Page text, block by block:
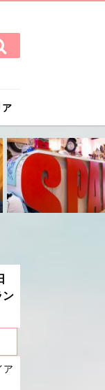
検
索
す
ア
ン
ア